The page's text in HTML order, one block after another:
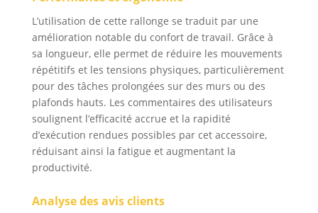
L’utilisation de cette rallonge se traduit par une
amélioration notable du confort de travail. Grâce à
sa longueur, elle permet de réduire les mouvements
répétitifs et les tensions physiques, particulièrement
pour des tâches prolongées sur des murs ou des
plafonds hauts. Les commentaires des utilisateurs
soulignent l’efficacité accrue et la rapidité
d’exécution rendues possibles par cet accessoire,
réduisant ainsi la fatigue et augmentant la
productivité.
Analyse des avis clients